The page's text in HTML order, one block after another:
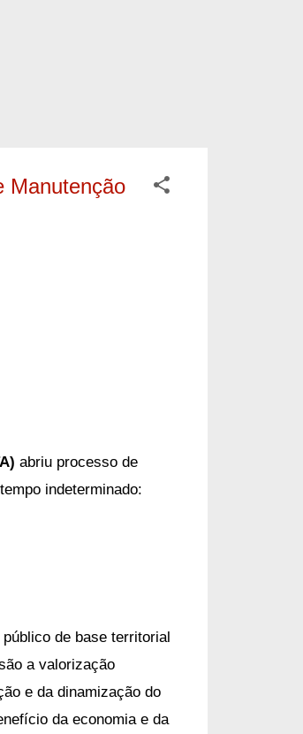
Manutenção
abriu processo de
indeterminado:
de base territorial
a valorização
e da dinamização do
da economia e da